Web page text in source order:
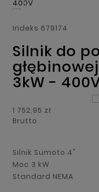
Indeks 679174
Silnik do
głębinowej
3kW -
1 752,95 zł
Brutto
Silnik Sumoto 4"
Moc 3 kW
Standard NEMA